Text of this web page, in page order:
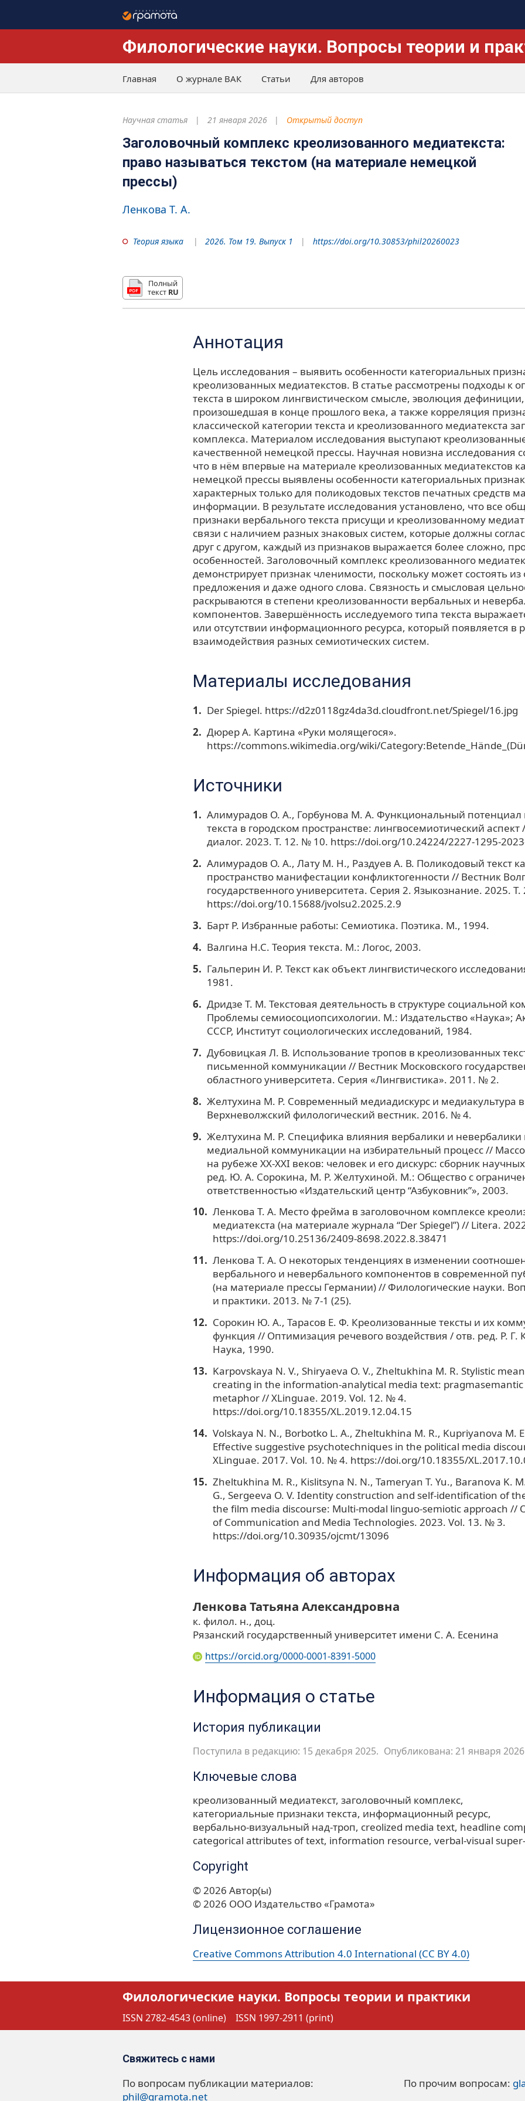
Филологические науки. Вопросы теории и
Главная О журнале ВАК Статьи Для авторов
Научная статья 21 января 2026 Открытый доступ
Заголовочный комплекс креолизованного медиатекста:
право называться текстом (на материале немецкой
прессы)
Ленкова Т. А.
Теория языка 2026. Том 19. Выпуск 1 https://doi.org/10.30853/phil20260023
Полный
текст RU
Аннотация
Цель исследования – выявить особенности категориальных
креолизованных медиатекстов. В статье рассмотрены подходы к
текста в широком лингвистическом смысле, эволюция дефиниции,
произошедшая в конце прошлого века, а также корреляция
классической категории текста и креолизованного медиатекста
комплекса. Материалом исследования выступают
качественной немецкой прессы. Научная новизна исследования
что в нём впервые на материале креолизованных медиатекстов
немецкой прессы выявлены особенности категориальных
характерных только для поликодовых текстов печатных средств
информации. В результате исследования установлено, что все
признаки вербального текста присущи и креолизованному
связи с наличием разных знаковых систем, которые должны
друг с другом, каждый из признаков выражается более сложно,
особенностей. Заголовочный комплекс креолизованного
демонстрирует признак членимости, поскольку может состоять из
предложения и даже одного слова. Связность и смысловая
раскрываются в степени креолизованности вербальных и
компонентов. Завершённость исследуемого типа текста
или отсутствии информационного ресурса, который появляется в
взаимодействия разных семиотических систем.
Материалы исследования
Der Spiegel. https://d2z0118gz4da3d.cloudfront.net/Spiegel/16.jpg
Дюрер А. Картина «Руки молящегося».
https://commons.wikimedia.org/wiki/
Источники
Алимурадов О. А., Горбунова М. А. Функциональный потенциал
текста в городском пространстве: лингвосемиотический
диалог. 2023. Т. 12. № 10. https://doi.org/10.24224/2227-1295-
Алимурадов О. А., Лату М. Н., Раздуев А. В. Поликодовый текст
пространство манифестации конфликтогенности // Вестник
государственного университета. Серия 2. Языкознание. 2025.
https://doi.org/10.15688/jvolsu2.2025.2.9
Барт Р. Избранные работы: Семиотика. Поэтика. М., 1994.
Валгина Н.С. Теория текста. М.: Логос, 2003.
Гальперин И. Р. Текст как объект лингвистического
1981.
Дридзе Т. М. Текстовая деятельность в структуре социальной
Проблемы семиосоциопсихологии. М.: Издательство «Наука»;
СССР, Институт социологических исследований, 1984.
Дубовицкая Л. В. Использование тропов в креолизованных
письменной коммуникации // Вестник Московского
областного университета. Серия «Лингвистика». 2011. № 2.
Желтухина М. Р. Современный медиадискурс и медиакультура
Верхневолжский филологический вестник. 2016. № 4.
Желтухина М. Р. Специфика влияния вербалики и невербалики
медиальной коммуникации на избирательный процесс //
на рубеже XX-XXI веков: человек и его дискурс: сборник
ред. Ю. А. Сорокина, М. Р. Желтухиной. М.: Общество с
ответственностью «Издательский центр “Азбуковник”», 2003.
Ленкова Т. А. Место фрейма в заголовочном комплексе
медиатекста (на материале журнала “Der Spiegel”) // Litera.
https://doi.org/10.25136/2409-8698.2022.8.38471
Ленкова Т. А. О некоторых тенденциях в изменении
вербального и невербального компонентов в современной
(на материале прессы Германии) // Филологические науки.
и практики. 2013. № 7-1 (25).
Сорокин Ю. А., Тарасов Е. Ф. Креолизованные тексты и их
функция // Оптимизация речевого воздействия / отв. ред. Р. Г.
Наука, 1990.
Karpovskaya N. V., Shiryaeva O. V., Zheltukhina M. R. Stylistic
creating in the information-analytical media text: pragmasemantic
metaphor // XLinguae. 2019. Vol. 12. № 4.
https://doi.org/10.18355/XL.2019.12.04.15
Volskaya N. N., Borbotko L. A., Zheltukhina M. R., Kupriyanova M.
Effective suggestive psychotechniques in the political media
XLinguae. 2017. Vol. 10. № 4. https://doi.org/10.18355/
Zheltukhina M. R., Kislitsyna N. N., Tameryan T. Yu., Baranova K.
G., Sergeeva O. V. Identity construction and self-identification of
the film media discourse: Multi-modal linguo-semiotic approach //
of Communication and Media Technologies. 2023. Vol. 13. № 3.
https://doi.org/10.30935/ojcmt/13096
Информация об авторах
Ленкова Татьяна Александровна
к. филол. н., доц.
Рязанский государственный университет имени С. А. Есенина
https://orcid.org/0000-0001-8391-5000
Информация о статье
История публикации
Поступила в редакцию: 15 декабря 2025. Опубликована: 21 января
Ключевые слова
креолизованный медиатекст заголовочный комплекс
категориальные признаки текста информационный ресурс
вербально-визуальный над-троп creolized media text headline
categorical attributes of text information resource verbal-visual
Copyright
© 2026 Автор(ы)
© 2026 ООО Издательство «Грамота»
Лицензионное соглашение
Creative Commons Attribution 4.0 International (CC BY 4.0)
Филологические науки. Вопросы теории и практики
ISSN 2782-4543 (online) ISSN 1997-2911 (print)
Свяжитесь с нами
По вопросам публикации материалов:
phil@gramota.net
По прочим вопросам: